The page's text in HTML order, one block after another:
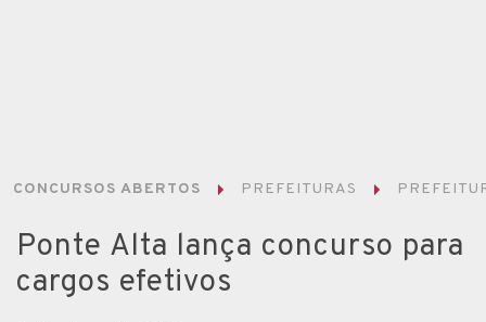
CONCURSOS ABERTOS PREFEITURAS
Ponte Alta lança concurso para
cargos efetivos